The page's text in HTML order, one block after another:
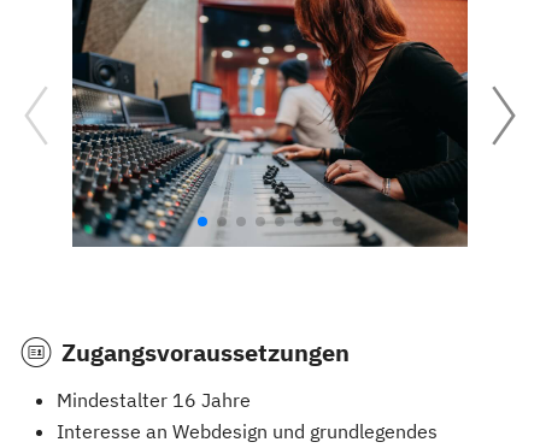
Zugangsvoraussetzungen
Mindestalter 16 Jahre
Interesse an Webdesign und grundlegendes